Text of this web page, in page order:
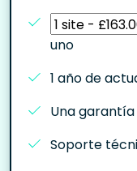
uno
1 año de
Una
Soporte